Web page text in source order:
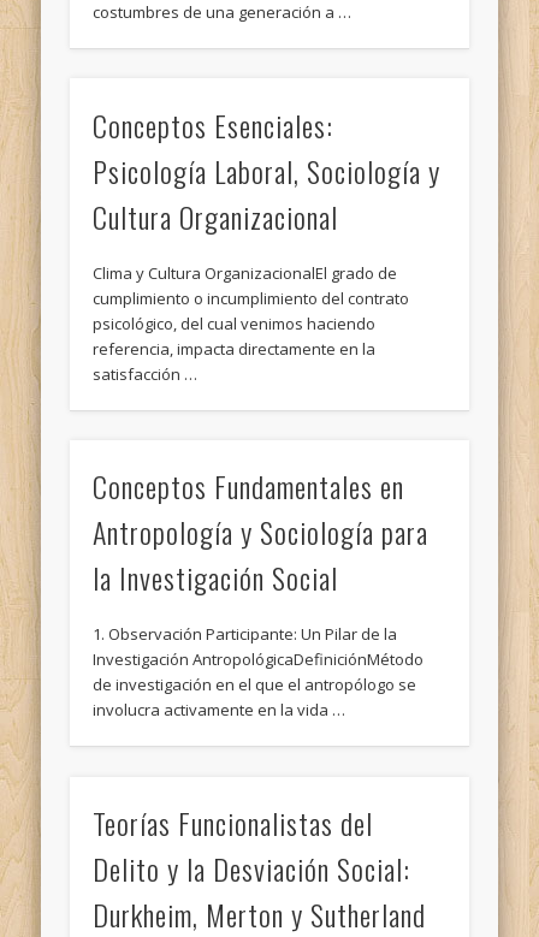
costumbres de una generación a …
Conceptos Esenciales:
Psicología Laboral, Sociología y
Cultura Organizacional
Clima y Cultura OrganizacionalEl grado de
cumplimiento o incumplimiento del contrato
psicológico, del cual venimos haciendo
referencia, impacta directamente en la
satisfacción …
Conceptos Fundamentales en
Antropología y Sociología para
la Investigación Social
1. Observación Participante: Un Pilar de la
Investigación AntropológicaDefiniciónMétodo
de investigación en el que el antropólogo se
involucra activamente en la vida …
Teorías Funcionalistas del
Delito y la Desviación Social:
Durkheim, Merton y Sutherland